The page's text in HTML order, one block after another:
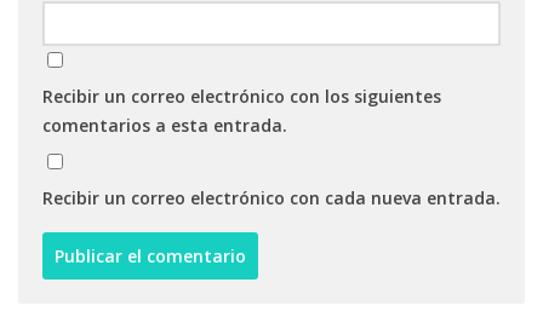
Recibir un correo electrónico con los siguientes
comentarios a esta entrada.
Recibir un correo electrónico con cada nueva entrada.